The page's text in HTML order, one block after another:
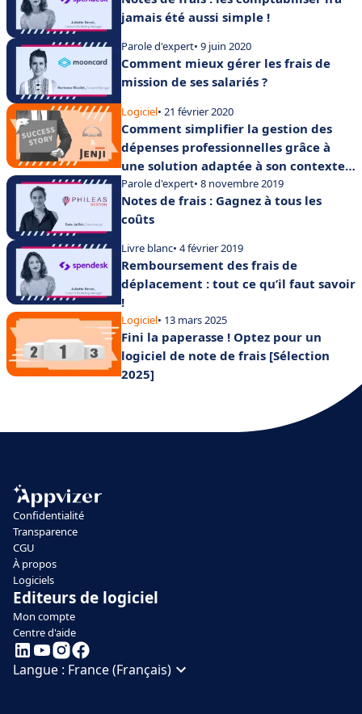
jamais été aussi simple !
Parole d'expert• 9 juin 2020
Comment mieux gérer les frais de
mission de ses salariés ?
Logiciel• 21 février 2020
Comment simplifier la gestion des
dépenses professionnelles grâce à
une solution adaptée à son contexte
entreprise ?
Parole d'expert• 8 novembre 2019
Notes de frais : Gagnez à tous les
coûts
Livre blanc• 4 février 2019
Remboursement des frais de
déplacement : tout ce qu’il faut savoir
!
Logiciel• 13 mars 2025
Fini la paperasse ! Optez pour un
logiciel de note de frais [Sélection
2025]
Confidentialité
Transparence
CGU
À propos
Logiciels
Editeurs de logiciel
Mon compte
Centre d'aide
Langue : France (Français)